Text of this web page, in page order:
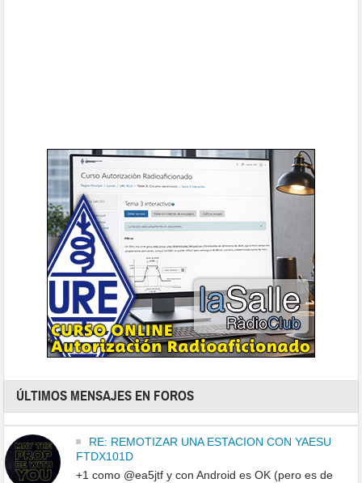
ÚLTIMOS MENSAJES EN FOROS
RE: REMOTIZAR UNA ESTACION CON YAESU
FTDX101D
+1 como @ea5jtf y con Android es OK (pero es de